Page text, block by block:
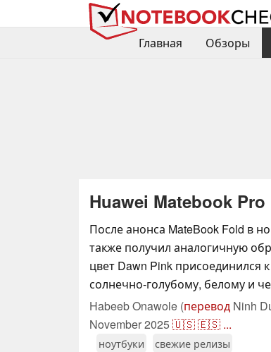
Главная
Обзоры
Huawei Matebook
После анонса MateBook Fold в
также получил аналогичную
цвет Dawn Pink присоединился
солнечно-голубому, белому и
Habeeb Onawole (перевод Ninh
November 2025🇺🇸🇪🇸 ...
ноутбуки свежие релизы